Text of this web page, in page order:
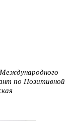
по Позитивной